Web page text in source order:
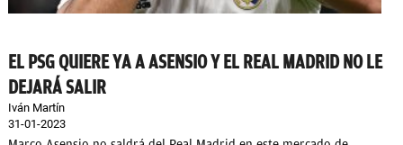
EL PSG QUIERE YA A ASENSIO Y EL REAL MADRID NO LE
DEJARÁ SALIR
Iván Martín
31-01-2023